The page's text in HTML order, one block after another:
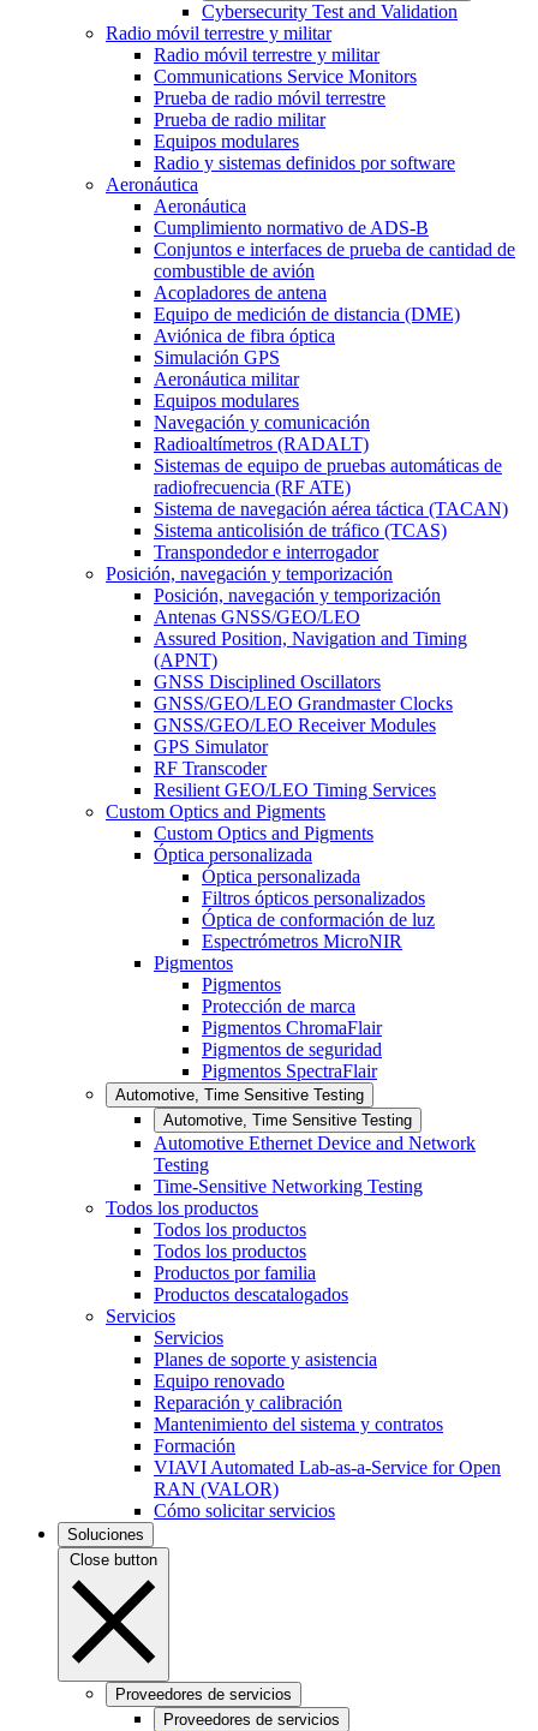
Cybersecurity Test and Validation
Radio móvil terrestre y militar
Radio móvil terrestre y militar
Communications Service Monitors
Prueba de radio móvil terrestre
Prueba de radio militar
Equipos modulares
Radio y sistemas definidos por software
Aeronáutica
Aeronáutica
Cumplimiento normativo de ADS-B
Conjuntos e interfaces de prueba de cantidad de
combustible de avión
Acopladores de antena
Equipo de medición de distancia (DME)
Aviónica de fibra óptica
Simulación GPS
Aeronáutica militar
Equipos modulares
Navegación y comunicación
Radioaltímetros (RADALT)
Sistemas de equipo de pruebas automáticas de
radiofrecuencia (RF ATE)
Sistema de navegación aérea táctica (TACAN)
Sistema anticolisión de tráfico (TCAS)
Transpondedor e interrogador
Posición, navegación y temporización
Posición, navegación y temporización
Antenas GNSS/GEO/LEO
Assured Position, Navigation and Timing
(APNT)
GNSS Disciplined Oscillators
GNSS/GEO/LEO Grandmaster Clocks
GNSS/GEO/LEO Receiver Modules
GPS Simulator
RF Transcoder
Resilient GEO/LEO Timing Services
Custom Optics and Pigments
Custom Optics and Pigments
Óptica personalizada
Óptica personalizada
Filtros ópticos personalizados
Óptica de conformación de luz
Espectrómetros MicroNIR
Pigmentos
Pigmentos
Protección de marca
Pigmentos ChromaFlair
Pigmentos de seguridad
Pigmentos SpectraFlair
Automotive, Time Sensitive Testing
Automotive, Time Sensitive Testing
Automotive Ethernet Device and Network
Testing
Time-Sensitive Networking Testing
Todos los productos
Todos los productos
Todos los productos
Productos por familia
Productos descatalogados
Servicios
Servicios
Planes de soporte y asistencia
Equipo renovado
Reparación y calibración
Mantenimiento del sistema y contratos
Formación
VIAVI Automated Lab-as-a-Service for Open
RAN (VALOR)
Cómo solicitar servicios
Soluciones
Close button
Proveedores de servicios
Proveedores de servicios